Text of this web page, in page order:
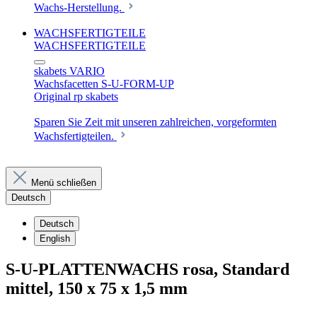
Wachs-Herstellung.
WACHSFERTIGTEILE
WACHSFERTIGTEILE
skabets VARIO
Wachsfacetten S-U-FORM-UP
Original rp skabets
Sparen Sie Zeit mit unseren zahlreichen, vorgeformten
Wachsfertigteilen.
Menü schließen
Deutsch
Deutsch
English
S-U-PLATTENWACHS rosa, Standard
mittel, 150 x 75 x 1,5 mm